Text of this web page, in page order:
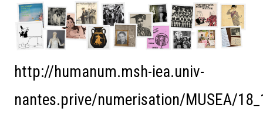
http://humanum.msh-iea.univ-
nantes.prive/numerisation/MUSEA/